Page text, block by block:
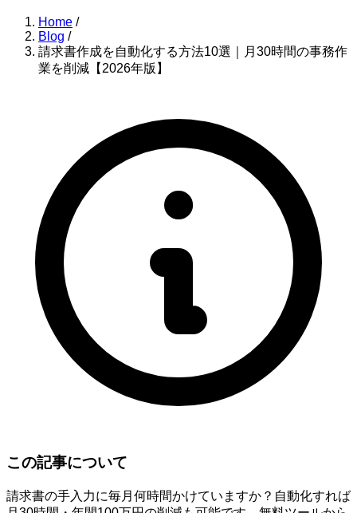
Home /
Blog /
請求書作成を自動化する方法10選｜月30時間の事務作
業を削減【2026年版】
この記事について
請求書の手入力に毎月何時間かけていますか？自動化すれば